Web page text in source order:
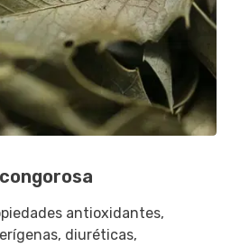
antioxidantes,
diuréticas,